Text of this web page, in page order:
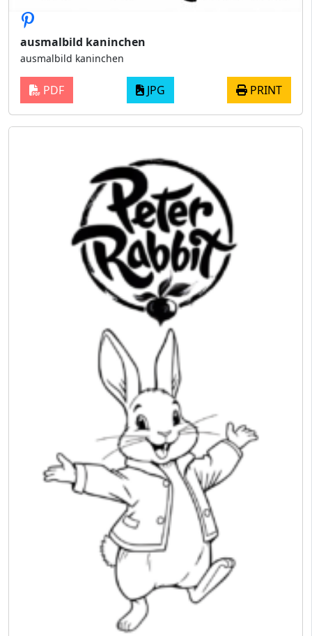
ausmalbild kaninchen
ausmalbild kaninchen
PDF JPG PRINT